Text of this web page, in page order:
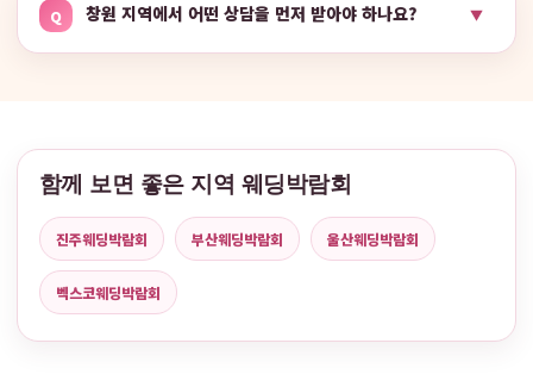
Q 창원 지역에서 어떤 상담을 먼저 받아야 하나요? ▼
함께 보면 좋은 지역 웨딩박람회
진주웨딩박람회 부산웨딩박람회 울산웨딩박람회
벡스코웨딩박람회